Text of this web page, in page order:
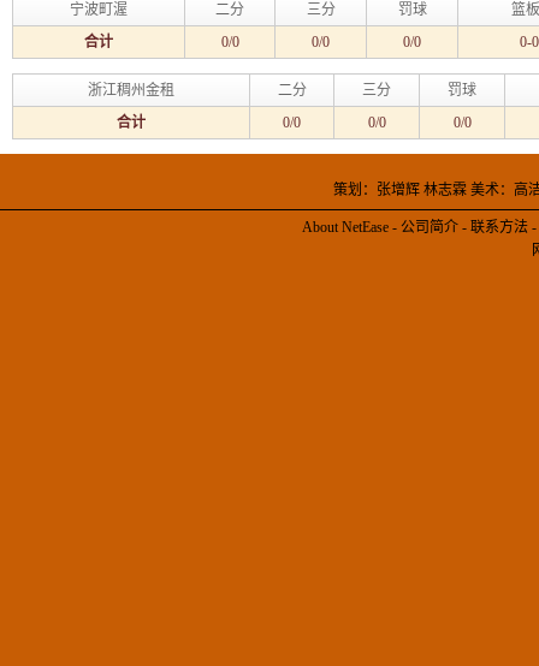
宁波町渥 二分 三分 罚球
篮
合计
0/0 0/0 0/0 0-
浙江稠州金租 二分 三分
罚球
合计
0/0 0/0 0/0
策划：张增辉 林志霖 美术：
About NetEase - 公司简介 - 联系方法 -